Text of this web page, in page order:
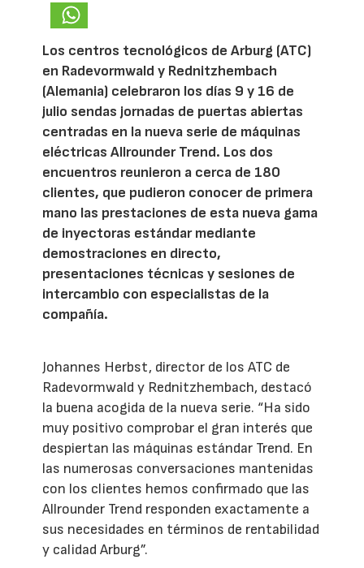
Los centros tecnológicos de Arburg (ATC)
en Radevormwald y Rednitzhembach
(Alemania) celebraron los días 9 y 16 de
julio sendas jornadas de puertas abiertas
centradas en la nueva serie de máquinas
eléctricas Allrounder Trend. Los dos
encuentros reunieron a cerca de 180
clientes, que pudieron conocer de primera
mano las prestaciones de esta nueva gama
de inyectoras estándar mediante
demostraciones en directo,
presentaciones técnicas y sesiones de
intercambio con especialistas de la
compañía.
Johannes Herbst, director de los ATC de
Radevormwald y Rednitzhembach, destacó
la buena acogida de la nueva serie. “Ha sido
muy positivo comprobar el gran interés que
despiertan las máquinas estándar Trend. En
las numerosas conversaciones mantenidas
con los clientes hemos confirmado que las
Allrounder Trend responden exactamente a
sus necesidades en términos de rentabilidad
y calidad Arburg”.